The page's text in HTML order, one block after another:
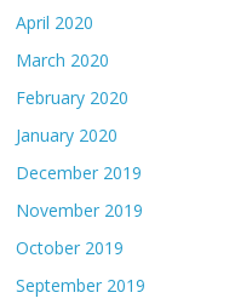
April 2020
March 2020
February 2020
January 2020
December 2019
November 2019
October 2019
September 2019